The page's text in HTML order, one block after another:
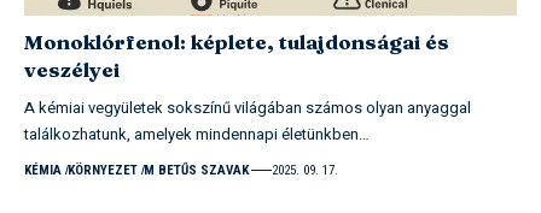
Monoklórfenol: képlete, tulajdonságai és
veszélyei
A kémiai vegyületek sokszínű világában számos olyan anyaggal
találkozhatunk, amelyek mindennapi életünkben…
KÉMIA KÖRNYEZET M BETŰS SZAVAK 2025. 09. 17.